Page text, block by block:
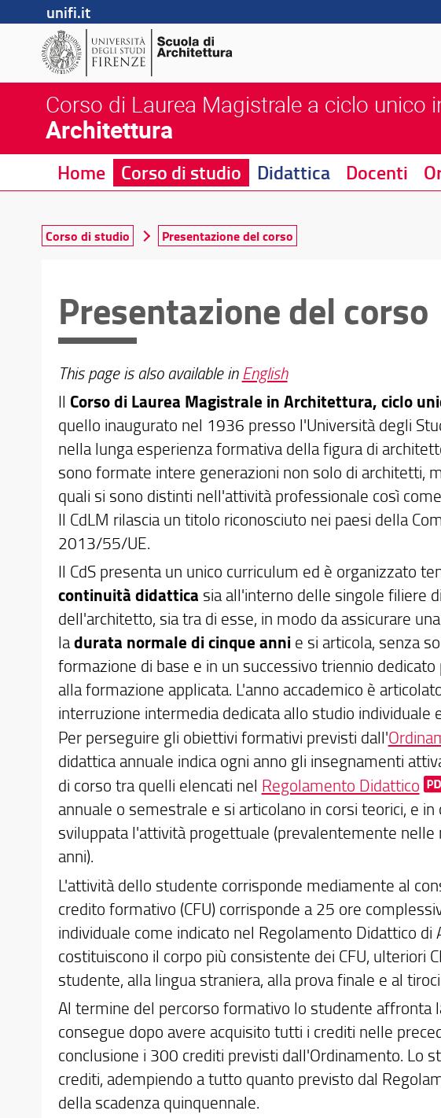
unifi.it
Corso di Laurea Magistrale a ciclo unico
Architettura
Home Corso di studio Didattica Docenti
Corso di studio Presentazione del corso
Presentazione del corso
This page is also available in English
Il Corso di Laurea Magistrale in Architettura, ciclo
quello inaugurato nel 1936 presso l'Università degli
nella lunga esperienza formativa della figura di
sono formate intere generazioni non solo di architetti,
quali si sono distinti nell'attività professionale così
Il CdLM rilascia un titolo riconosciuto nei paesi della
2013/55/UE.
Il CdS presenta un unico curriculum ed è organizzato
continuità didattica sia all'interno delle singole filiere
dell'architetto, sia tra di esse, in modo da assicurare
ladurata normale di cinque annie si articola, senza
formazione di base e in un successivo triennio
alla formazione applicata. L'anno accademico è
interruzione intermedia dedicata allo studio individuale
Per perseguire gli obiettivi formativi previsti dall'
didattica annuale indica ogni anno gli insegnamenti
di corso tra quelli elencati nel Regolamento Didattico
annuale o semestrale e si articolano in corsi teorici, e
sviluppata l'attività progettuale (prevalentemente
anni).
L'attività dello studente corrisponde mediamente al
credito formativo (CFU) corrisponde a 25 ore
individuale come indicato nel Regolamento Didattico
costituiscono il corpo più consistente dei CFU, ulteriori
studente, alla lingua straniera, alla prova finale e al
Al termine del percorso formativo lo studente affronta
consegue dopo avere acquisito tutti i crediti nelle
conclusione i 300 crediti previsti dall'Ordinamento. Lo
crediti, adempiendo a tutto quanto previsto dal
della scadenza quinquennale.